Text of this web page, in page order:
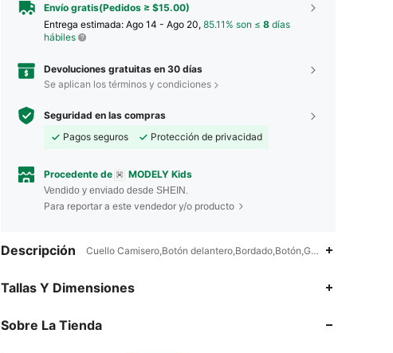
Envío gratis(Pedidos ≥ $15.00)
Entrega estimada: Ago 14 - Ago 20, 85.11% son ≤ 8 días
hábiles
Devoluciones gratuitas en 30 días
Se aplican los términos y condiciones
Seguridad en las compras
Pagos seguros
Protección de privacidad
Procedente de MODELY Kids
Vendido y enviado desde SHEIN.
Para reportar a este vendedor y/o producto
Descripción Cuello Camisero,Botón delantero,Bordado,Botón,Gráfico
Tallas Y Dimensiones
Sobre La Tienda
4.90